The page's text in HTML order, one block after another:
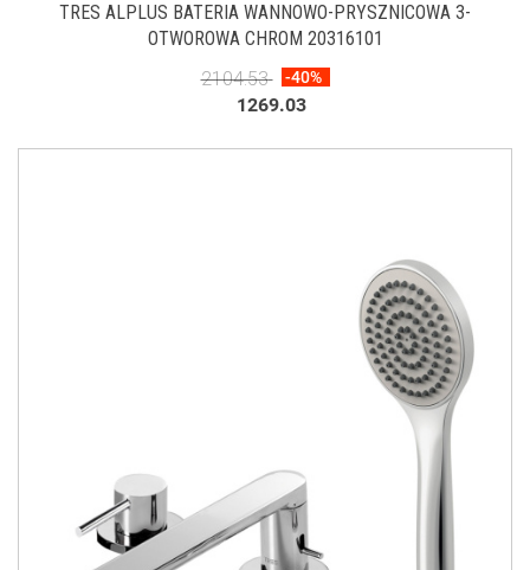
TRES ALPLUS BATERIA WANNOWO-PRYSZNICOWA 3-
OTWOROWA CHROM 20316101
2104.53
-40%
1269.03